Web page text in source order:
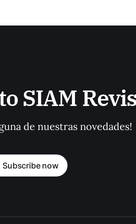
SIAM
de nuestras novedades!
Subscribe now